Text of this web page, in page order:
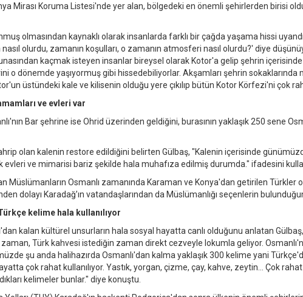
Mirası Koruma Listesi'nde yer alan, bölgedeki en önemli şehirlerden birisi
olmasından kaynaklı olarak insanlarda farklı bir çağda yaşama hissi
nasıl olurdu, zamanın koşulları, o zamanın atmosferi nasıl olurdu?' diye
kaçmak isteyen insanlar bireysel olarak Kotor'a gelip şehrin
o dönemde yaşıyormuş gibi hissedebiliyorlar. Akşamları şehrin
üstündeki kale ve kilisenin olduğu yere çıkılıp bütün Kotor Körfezi'ni çok
ve evleri var
Bar şehrine ise Ohrid üzerinden geldiğini, burasının yaklaşık 250 sene
olan kalenin restore edildiğini belirten Gülbaş, "Kalenin içerisinde
evleri ve mimarisi bariz şekilde hala muhafıza edilmiş durumda." ifadesini
Müslümanların Osmanlı zamanında Karaman ve Konya'dan getirilen Türkler
dolayı Karadağ’ın vatandaşlarından da Müslümanlığı seçenlerin
kelime hala kullanılıyor
kalan kültürel unsurların hala sosyal hayatta canlı olduğunu anlatan
Türk kahvesi istediğin zaman direkt cezveyle lokumla geliyor.
şu anda halihazırda Osmanlı'dan kalma yaklaşık 300 kelime yani
çok rahat kullanılıyor. Yastık, yorgan, çizme, çay, kahve, zeytin... Çok
kelimeler bunlar." diye konuştu.